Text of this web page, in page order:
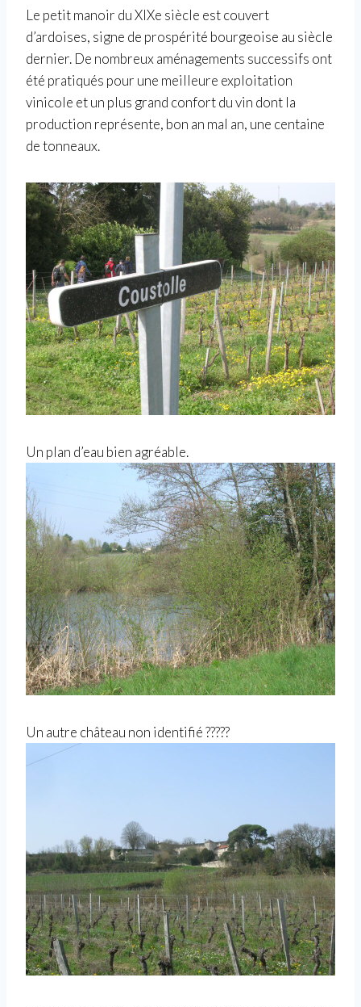
Le petit manoir du XIXe siècle est couvert
d’ardoises, signe de prospérité bourgeoise au siècle
dernier. De nombreux aménagements successifs ont
été pratiqués pour une meilleure exploitation
vinicole et un plus grand confort du vin dont la
production représente, bon an mal an, une centaine
de tonneaux.
Un plan d’eau bien agréable.
Un autre château non identifié ?????